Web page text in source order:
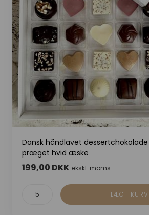
Dansk håndlavet dessertchokolade
præget hvid æske
199,00 DKK ekskl. moms